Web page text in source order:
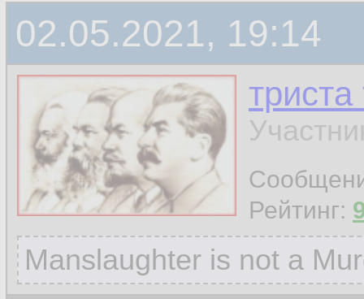
02.05.2021, 19:14
Рейтинг:
Manslaughter is not a